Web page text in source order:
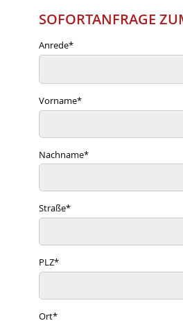
SOFORTANFRAGE
Anrede*
Vorname*
Nachname*
Straße*
PLZ*
Ort*